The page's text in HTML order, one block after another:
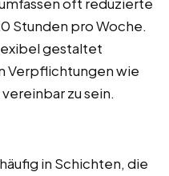
Stunden pro Woche.
gestaltet
Verpflichtungen wie
zu sein.
in Schichten, die